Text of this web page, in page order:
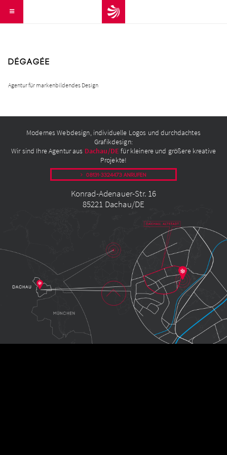
dégagée
Agentur für markenbildendes Design
Modernes Webdesign, individuelle Logos und durchdachtes
Grafikdesign:
Wir sind Ihre Agentur aus Dachau/DE für kleinere und größere kreative
Projekte!
08131-3324473 anrufen
Konrad-Adenauer-Str. 16
85221 Dachau/DE